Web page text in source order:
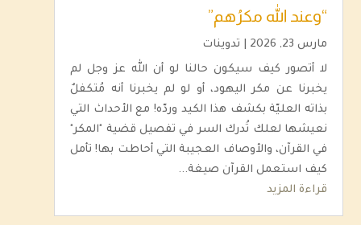
“وعند الله مكرُهم”
مارس 23, 2026 تدوينات
لا أتصور كيف سيكون حالنا لو أن الله عز وجل لم
يخبرنا عن مكر اليهود، أو لو لم يخبرنا أنه مُتكفلٌ
بذاته العليّة بكشف هذا الكيد وردّه! مع الأحداث التي
نعيشها لعلك تُدرك السر في تفصيل قضية "المكر"
في القرآن، والأوصاف العجيبة التي أحاطت بها! تأمل
كيف استعمل القرآن صيغة...
قراءة المزيد